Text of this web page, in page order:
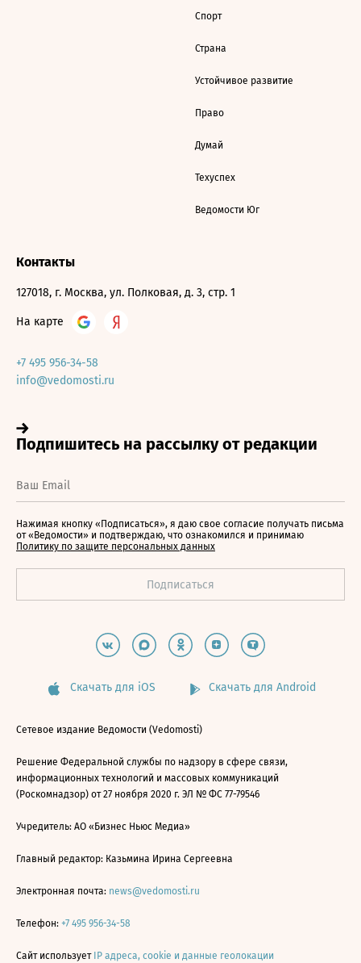
Спорт
Страна
Устойчивое развитие
Право
Думай
Техуспех
Ведомости Юг
Контакты
127018, г. Москва, ул. Полковая, д. 3, стр. 1
На карте
+7 495 956-34-58
info@vedomosti.ru
Нажимая кнопку «Подписаться», я даю свое согласие получать письма
от «Ведомости» и подтверждаю, что ознакомился и принимаю
Политику по защите персональных данных
Скачать для iOS Скачать для Android
Сетевое издание Ведомости (Vedomosti)
Решение Федеральной службы по надзору в сфере связи,
информационных технологий и массовых коммуникаций
(Роскомнадзор) от 27 ноября 2020 г. ЭЛ № ФС 77-79546
Учредитель: АО «Бизнес Ньюс Медиа»
Главный редактор: Казьмина Ирина Сергеевна
Электронная почта: news@vedomosti.ru
Телефон: +7 495 956-34-58
Сайт использует IP адреса, cookie и данные геолокации